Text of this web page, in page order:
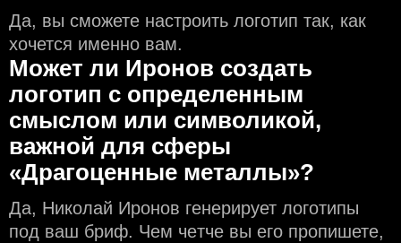
Да, вы сможете настроить логотип так, как
хочется именно вам.
Может ли Иронов создать
логотип с определeнным
смыслом или символикой,
важной для сферы
«Драгоценные металлы»?
Да, Николай Иронов генерирует логотипы
под ваш бриф. Чем чeтче вы его пропишете,